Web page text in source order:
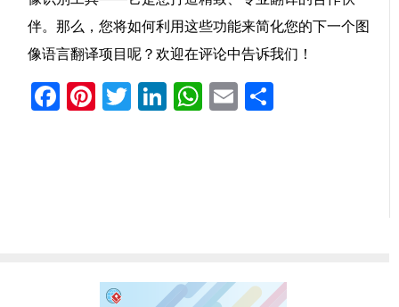
伴。那么，您将如何利用这些功能来简化您的下一个图
像语言翻译项目呢？欢迎在评论中告诉我们！
Facebook
Pinterest
Twitter
LinkedIn
WhatsApp
Email